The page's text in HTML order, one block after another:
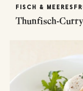
FISCH &
Thunfisch-